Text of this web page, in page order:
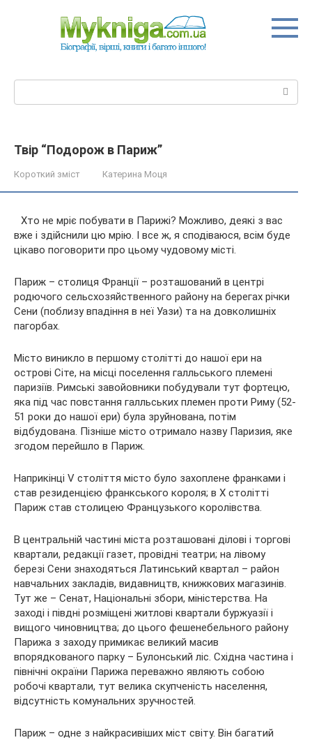
Твір “Подорож в Париж”
Короткий зміст Катерина Моця
Хто не мріє побувати в Парижі? Можливо, деякі з вас
вже і здійснили цю мрію. І все ж, я сподіваюся, всім буде
цікаво поговорити про цьому чудовому місті.
Париж – столиця Франції – розташований в центрі
родючого сельсхозяйственного району на берегах річки
Сени (поблизувпадіння в неї Уази) та на довколишніх
пагорбах.
Місто виникло в першому столітті до нашої ери на
острові Сіте, на місці поселення галльського племені
паризіїв. Римські завойовники побудували тут фортецю,
яка під час повстання галльських племен проти Риму (52-
51 роки до нашої ери) була зруйнована, потім
відбудована. Пізніше місто отримало назву Паризия, яке
згодом перейшло в Париж.
Наприкінці V століття місто було захоплене франками і
став резиденцією франкського короля; в X столітті
Париж став столицею Французького королівства.
В центральній частині міста розташовані ділові і торгові
квартали, редакції газет, провідні театри; на лівому
березі Сени знаходяться Латинський квартал – район
навчальних закладів, видавництв, книжкових магазинів.
Тут же – Сенат, Національні збори, міністерства. На
заході і півдні розміщені житлові квартали буржуазії і
вищого чиновництва; до цього фешенебельного району
Парижа з заходу примикає великий масив
впорядкованого парку – Булонський ліс. Східна частина і
північні окраїни Парижа переважно являють собою
робочі квартали, тут велика скупченість населення,
відсутність комунальних зручностей.
Париж – одне з найкрасивіших міст світу. Він багатий